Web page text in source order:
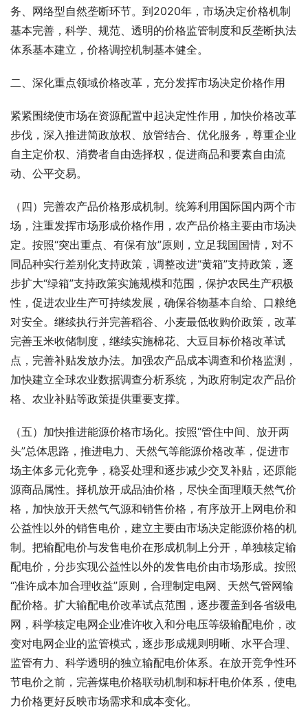
务、网络型自然垄断环节。到2020年，市场决定价格机制
基本完善，科学、规范、透明的价格监管制度和反垄断执法
体系基本建立，价格调控机制基本健全。
二、深化重点领域价格改革，充分发挥市场决定价格作用
紧紧围绕使市场在资源配置中起决定性作用，加快价格改革
步伐，深入推进简政放权、放管结合、优化服务，尊重企业
自主定价权、消费者自由选择权，促进商品和要素自由流
动、公平交易。
（四）完善农产品价格形成机制。统筹利用国际国内两个市
场，注重发挥市场形成价格作用，农产品价格主要由市场决
定。按照“突出重点、有保有放”原则，立足我国国情，对不
同品种实行差别化支持政策，调整改进“黄箱”支持政策，逐
步扩大“绿箱”支持政策实施规模和范围，保护农民生产积极
性，促进农业生产可持续发展，确保谷物基本自给、口粮绝
对安全。继续执行并完善稻谷、小麦最低收购价政策，改革
完善玉米收储制度，继续实施棉花、大豆目标价格改革试
点，完善补贴发放办法。加强农产品成本调查和价格监测，
加快建立全球农业数据调查分析系统，为政府制定农产品价
格、农业补贴等政策提供重要支撑。
（五）加快推进能源价格市场化。按照“管住中间、放开两
头”总体思路，推进电力、天然气等能源价格改革，促进市
场主体多元化竞争，稳妥处理和逐步减少交叉补贴，还原能
源商品属性。择机放开成品油价格，尽快全面理顺天然气价
格，加快放开天然气气源和销售价格，有序放开上网电价和
公益性以外的销售电价，建立主要由市场决定能源价格的机
制。把输配电价与发售电价在形成机制上分开，单独核定输
配电价，分步实现公益性以外的发售电价由市场形成。按照
“准许成本加合理收益”原则，合理制定电网、天然气管网输
配价格。扩大输配电价改革试点范围，逐步覆盖到各省级电
网，科学核定电网企业准许收入和分电压等级输配电价，改
变对电网企业的监管模式，逐步形成规则明晰、水平合理、
监管有力、科学透明的独立输配电价体系。在放开竞争性环
节电价之前，完善煤电价格联动机制和标杆电价体系，使电
力价格更好反映市场需求和成本变化。